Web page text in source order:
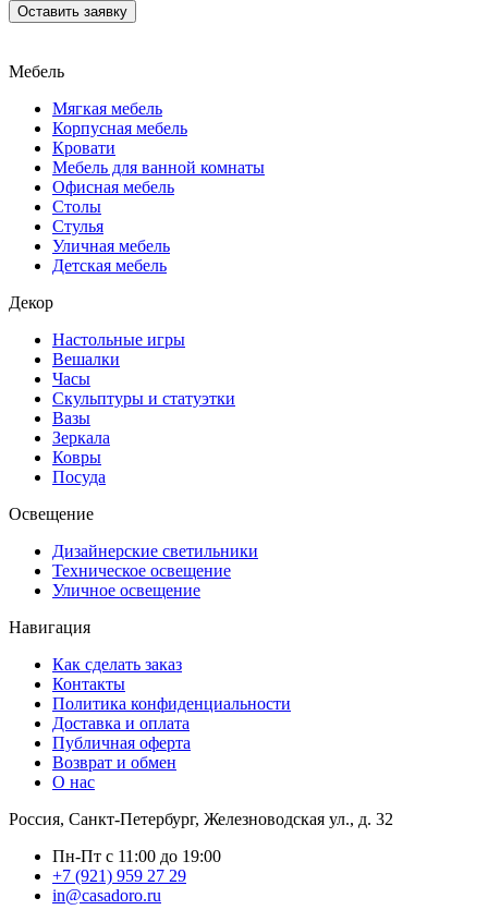
Оставить заявку
Мебель
Мягкая мебель
Корпусная мебель
Кровати
Мебель для ванной комнаты
Офисная мебель
Столы
Стулья
Уличная мебель
Детская мебель
Декор
Настольные игры
Вешалки
Часы
Скульптуры и статуэтки
Вазы
Зеркала
Ковры
Посуда
Освещение
Дизайнерские светильники
Техническое освещение
Уличное освещение
Навигация
Как сделать заказ
Контакты
Политика конфиденциальности
Доставка и оплата
Публичная оферта
Возврат и обмен
О нас
Россия, Санкт-Петербург, Железноводская ул., д. 32
Пн-Пт с 11:00 до 19:00
+7 (921) 959 27 29
in@casadoro.ru